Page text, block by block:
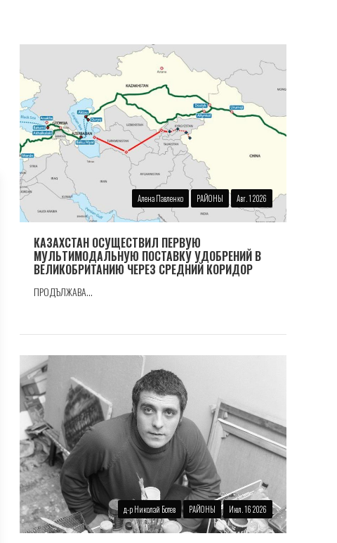
Алена Павленко РАЙОНЫ Авг. 1 2026
КАЗАХСТАН ОСУЩЕСТВИЛ ПЕРВУЮ
МУЛЬТИМОДАЛЬНУЮ ПОСТАВКУ УДОБРЕНИЙ В
ВЕЛИКОБРИТАНИЮ ЧЕРЕЗ СРЕДНИЙ КОРИДОР
ПРОДЪЛЖАВА...
д-р Николай Ботев РАЙОНЫ Июл. 16 2026